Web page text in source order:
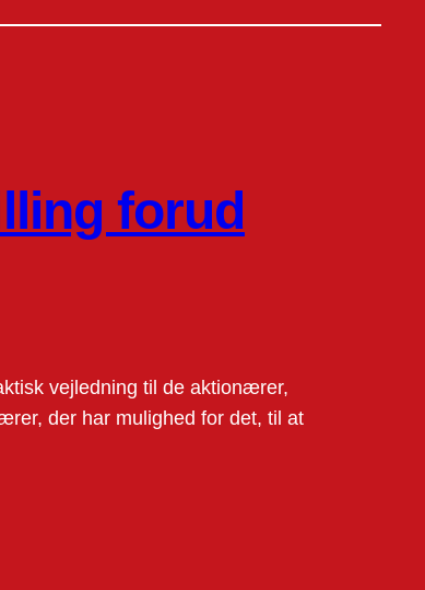
forud
vejledning til de aktionærer,
der har mulighed for det, til at